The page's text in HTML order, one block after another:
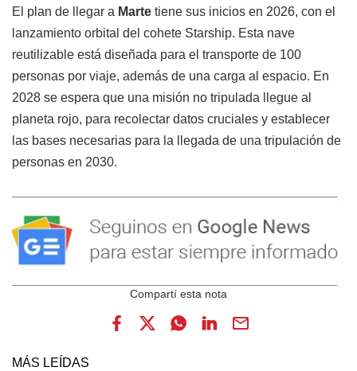
El plan de llegar a Marte tiene sus inicios en 2026, con el
lanzamiento orbital del cohete Starship. Esta nave
reutilizable está diseñada para el transporte de 100
personas por viaje, además de una carga al espacio. En
2028 se espera que una misión no tripulada llegue al
planeta rojo, para recolectar datos cruciales y establecer
las bases necesarias para la llegada de una tripulación de
personas en 2030.
MÁS LEÍDAS